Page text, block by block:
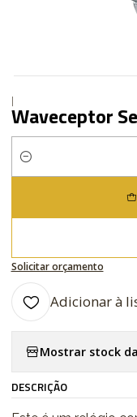
|
Waveceptor
Quantidade
Solicitar orçamento
Adicionar à
Mostrar stock
DESCRIÇÃO